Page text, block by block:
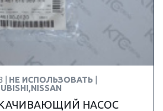
| НЕ ИСПОЛЬЗОВАТЬ
НАСОС